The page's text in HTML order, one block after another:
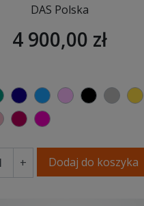
DAS Polska
4 900,00 zł
turkusowy
granatowy
niebieski
różowyczarnyszary
koloru
brudny róż
burgund
fuksja
+ Dodaj do koszyka